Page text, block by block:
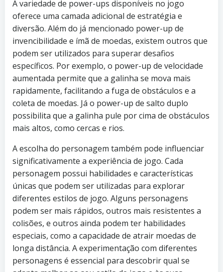
A variedade de power-ups disponíveis no jogo
oferece uma camada adicional de estratégia e
diversão. Além do já mencionado power-up de
invencibilidade e ímã de moedas, existem outros que
podem ser utilizados para superar desafios
específicos. Por exemplo, o power-up de velocidade
aumentada permite que a galinha se mova mais
rapidamente, facilitando a fuga de obstáculos e a
coleta de moedas. Já o power-up de salto duplo
possibilita que a galinha pule por cima de obstáculos
mais altos, como cercas e rios.
A escolha do personagem também pode influenciar
significativamente a experiência de jogo. Cada
personagem possui habilidades e características
únicas que podem ser utilizadas para explorar
diferentes estilos de jogo. Alguns personagens
podem ser mais rápidos, outros mais resistentes a
colisões, e outros ainda podem ter habilidades
especiais, como a capacidade de atrair moedas de
longa distância. A experimentação com diferentes
personagens é essencial para descobrir qual se